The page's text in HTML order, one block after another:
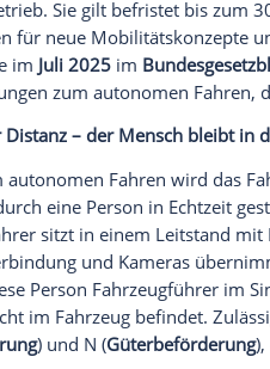
12:00 Uhr
2025 dürfen in
werden, die aus
fahren darf und warum
Fernlenk-
Betrieb. Sie gilt
für neue